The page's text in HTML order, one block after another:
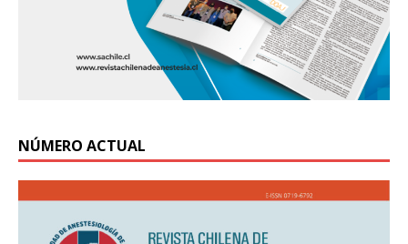
NÚMERO ACTUAL